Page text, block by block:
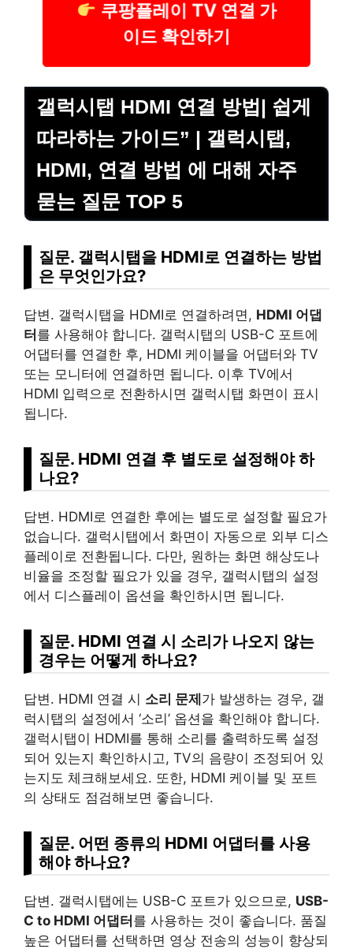
쿠팡플레이 TV 연결 가
이드 확인하기
갤럭시탭 HDMI 연결 방법| 쉽게
따라하는 가이드” | 갤럭시탭,
HDMI, 연결 방법 에 대해 자주
묻는 질문 TOP 5
질문. 갤럭시탭을 HDMI로 연결하는 방법
은 무엇인가요?
답변. 갤럭시탭을 HDMI로 연결하려면, HDMI 어댑
터를 사용해야 합니다. 갤럭시탭의 USB-C 포트에
어댑터를 연결한 후, HDMI 케이블을 어댑터와 TV
또는 모니터에 연결하면 됩니다. 이후 TV에서
HDMI 입력으로 전환하시면 갤럭시탭 화면이 표시
됩니다.
질문. HDMI 연결 후 별도로 설정해야 하
나요?
답변. HDMI로 연결한 후에는 별도로 설정할 필요가
없습니다. 갤럭시탭에서 화면이 자동으로 외부 디스
플레이로 전환됩니다. 다만, 원하는 화면 해상도나
비율을 조정할 필요가 있을 경우, 갤럭시탭의 설정
에서 디스플레이 옵션을 확인하시면 됩니다.
질문. HDMI 연결 시 소리가 나오지 않는
경우는 어떻게 하나요?
답변. HDMI 연결 시 소리 문제가 발생하는 경우, 갤
럭시탭의 설정에서 ‘소리’ 옵션을 확인해야 합니다.
갤럭시탭이 HDMI를 통해 소리를 출력하도록 설정
되어 있는지 확인하시고, TV의 음량이 조정되어 있
는지도 체크해보세요. 또한, HDMI 케이블 및 포트
의 상태도 점검해보면 좋습니다.
질문. 어떤 종류의 HDMI 어댑터를 사용
해야 하나요?
답변. 갤럭시탭에는 USB-C 포트가 있으므로, USB-
C to HDMI 어댑터를 사용하는 것이 좋습니다. 품질
높은 어댑터를 선택하면 영상 전송의 성능이 향상되